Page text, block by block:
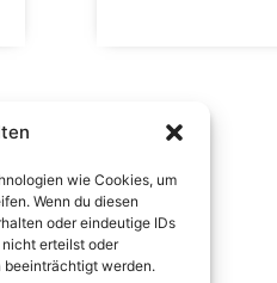
wie Cookies, um
Wenn du diesen
oder eindeutige IDs
erteilst oder
werden.